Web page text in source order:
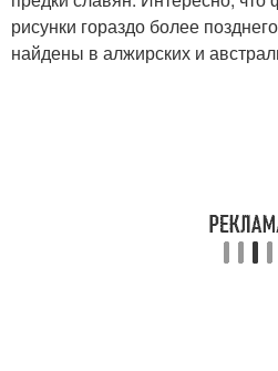
рисунки гораздо более
найдены в алжирских и